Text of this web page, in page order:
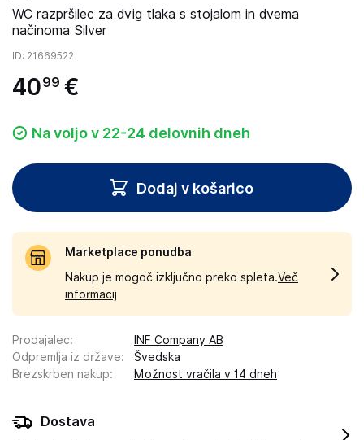
WC razpršilec za dvig tlaka s stojalom in dvema
načinoma Silver
ID: 21669522
4099 €
Na voljo v 22-24 delovnih dneh
Dodaj v košarico
Marketplace ponudba
Nakup je mogoč izključno preko spleta.Več
informacij
Prodajalec:
INF Company AB
Odpremlja iz države:
Švedska
Brezskrben nakup: Možnost vračila v 14 dneh
Dostava